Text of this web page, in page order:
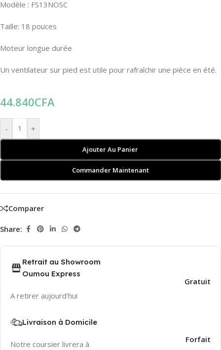
Modèle : FS13NOSC
Taille: 18 pouces
Moteur longue durée
Un ventilateur sur pied est utile pour rafraîchir une pièce en été.
44.840CFA
- +
Ajouter Au Panier
Commander Maintenant
Comparer
Share:
Retrait au Showroom
Oumou Express
A retirer aujourd'hui
Gratuit
Livraison à Domicile
Notre coursier livrera à
Forfait